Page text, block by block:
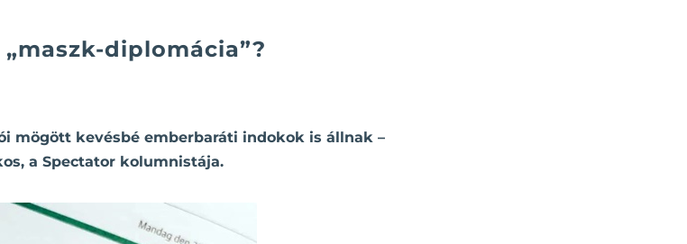
diplomácia”?
mögött kevésbé emberbaráti indokok is állnak –
a Spectator kolumnistája.